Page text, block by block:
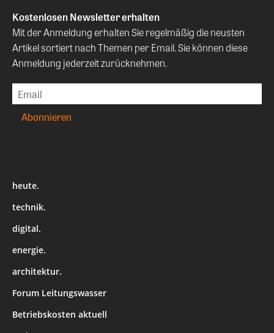
Kostenlosen Newsletter erhalten
Mit der Anmeldung erhalten Sie regelmäßig die neusten
Artikel sortiert nach Themen per Email. Sie können diese
Anmeldung jederzeit zurücknehmen.
heute.
technik.
digital.
energie.
architektur.
Forum Leitungswasser
Betriebskosten aktuell